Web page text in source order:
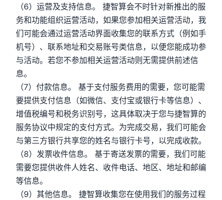
（6）运营及支持信息。 捷智算会不时针对新推出的服
务和功能组织运营活动，如果您参加相关运营活动，我
们可能会通过运营活动界面收集您的联系方式（例如手
机号）、联系地址和交易账号类信息，以便您能成功参
与活动。若您不参加相关运营活动则无需提供前述信
息。
（7）付款信息。 基于支付服务费用的需要，您可能需
要提供支付信息（如微信、支付宝或银行卡等信息）、
增值税编号和税务识别号，这具体取决于您与捷智算的
服务协议中规定的支付方式。为完成交易，我们可能会
与第三方银行共享您的姓名与银行卡号，以完成收款。
（8）发票收件信息。 基于寄送发票的需要，我们可能
需要您提供收件人姓名、收件电话、地区、地址和邮编
等信息。
（9）其他信息。 捷智算收集您在使用我们的服务过程